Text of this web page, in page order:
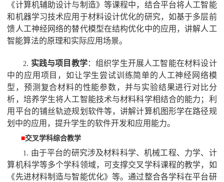
《计算机辅助设计与制造》等课程中，结合平台将人工智能
和机器学习技术应用于材料设计优化的研究，如基于多层前
馈人工神经网络的替代模型在结构优化中的应用，讲解人工
智能算法的原理和实际应用场景。
2. 实践与项目教学：组织学生开展人工智能在材料设计
中的应用项目，如让学生尝试训练简单的人工神经网络模
型，预测复合材料的性能参数，并与实验结果进行对比分
析，培养学生将人工智能技术与材料科学相结合的能力；利
用平台的铺丝轨迹规划软件等，讲解计算机图形学在路径规
划中的应用，提升学生的软件开发和应用能力。
■交叉学科综合教学
1. 由于平台的研究涉及材料科学、机械工程、力学、计
算机科学等多个学科领域，可支撑交叉学科课程的教学，如
《先进材料制造与智能优化》等。通过整合各学科在平台研